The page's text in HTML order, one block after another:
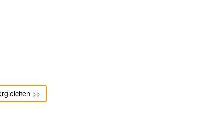
>>